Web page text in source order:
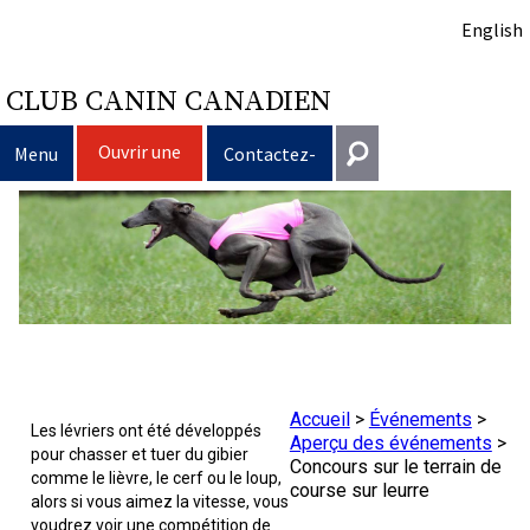
English
CLUB CANIN CANADIEN
Menu Ouvrir une
session
Contactez-
nous
Sélection d’un chien
Puppy List
Tous les chiens
Trouver un éleveur responsable
Éducation du chien
Programme Bon voisin canin du CCC
Je veux faire tester mon chien
Assurance vétérinaire
Ressources pour les clubs
Standards de race du CCC
Événements
Entrer en contact
Général
information@ckc.ca
Sans frais 1-855-364-7252
5397 Eglinton Avenue W.
Bureau 101
Etobicoke (Ontario)
J'ai oublié mon mot de passe
Accueil> Événements >
Aperçu des événements >
Concours sur le terrain de
course sur leurre
Les lévriers ont été développés
pour chasser et tuer du gibier
comme le lièvre, le cerf ou le loup,
alors si vous aimez la vitesse, vous
voudrez voir une compétition de